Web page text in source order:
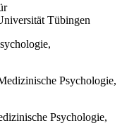
Tübingen
Psychologie,
Psychologie,